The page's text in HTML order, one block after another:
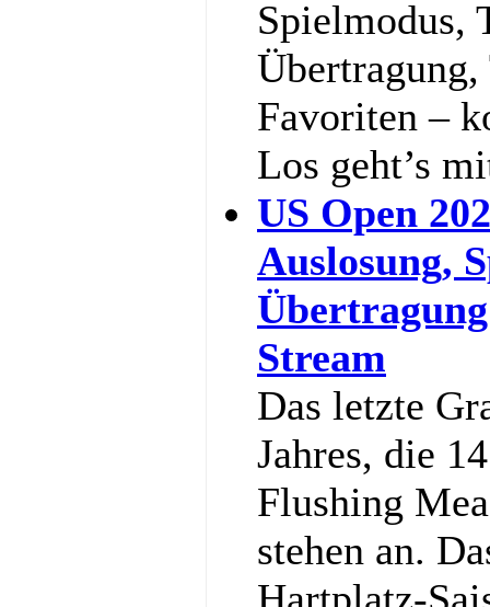
Spielmodus,
Favoriten –
Los geht’s
US Open
Auslosung,
Stream
Das letzte
Jahres, die
Flushing
stehen an.